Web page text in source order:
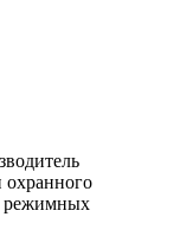
охранного
режимных